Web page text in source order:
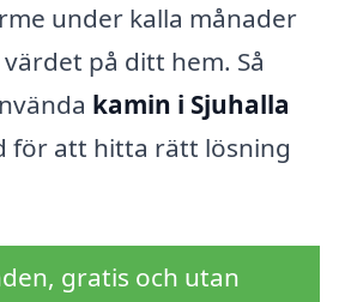
under kalla månader
på ditt hem. Så
kamin i Sjuhalla
för att hitta rätt lösning
gratis och utan